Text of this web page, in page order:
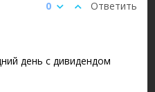
Ответить
0
день с дивидендом